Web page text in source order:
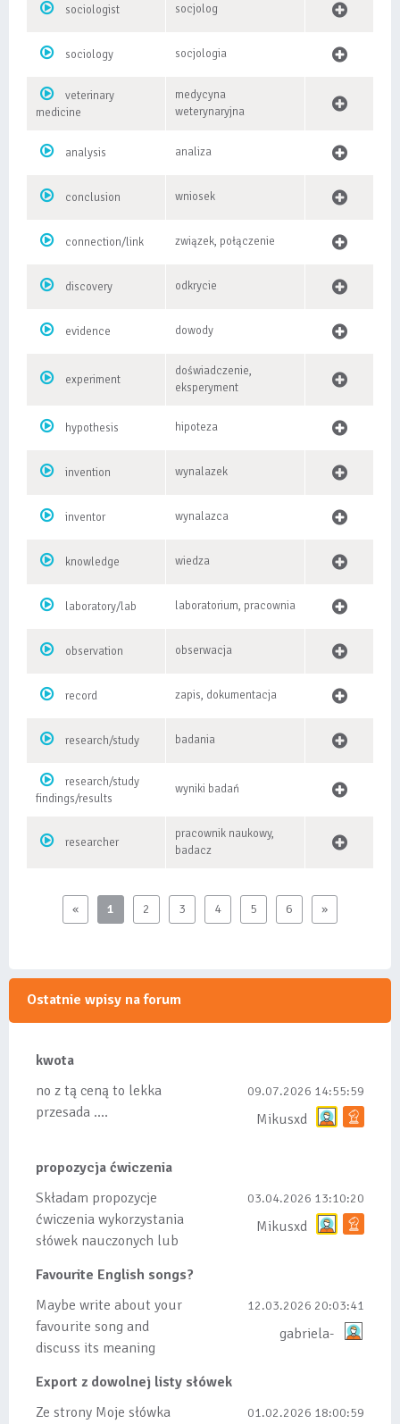
sociologist socjolog
sociology socjologia
veterinary
medicine
medycyna
weterynaryjna
analysis analiza
conclusion wniosek
connection/link związek, połączenie
discovery odkrycie
evidence dowody
experiment
doświadczenie,
eksperyment
hypothesis hipoteza
invention wynalazek
inventor wynalazca
knowledge wiedza
laboratory/lab laboratorium, pracownia
observation obserwacja
record zapis, dokumentacja
research/study badania
research/study
findings/results
wyniki badań
researcher
pracownik naukowy,
badacz
« 1 2 3 4 5 6 »
Ostatnie wpisy na forum
kwota
no z tą ceną to lekka
przesada ....
09.07.2026 14:55:59
Mikusxd
propozycja ćwiczenia
Składam propozycje
ćwiczenia wykorzystania
słówek nauczonych lub
tez ze wszys...
03.04.2026 13:10:20
Mikusxd
Favourite English songs?
Maybe write about your
favourite song and
discuss its meaning
12.03.2026 20:03:41
gabriela-
Export z dowolnej listy słówek
Ze strony Moje słówka
01.02.2026 18:00:59